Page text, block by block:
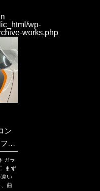
wp-
works.php
ン
ィ
ガラ
まず
い
曲